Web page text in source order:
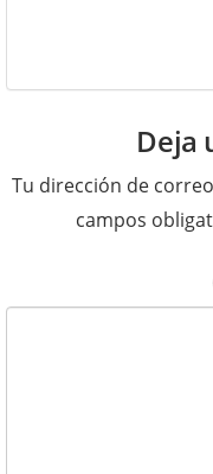
Deja
Tu dirección de
campos